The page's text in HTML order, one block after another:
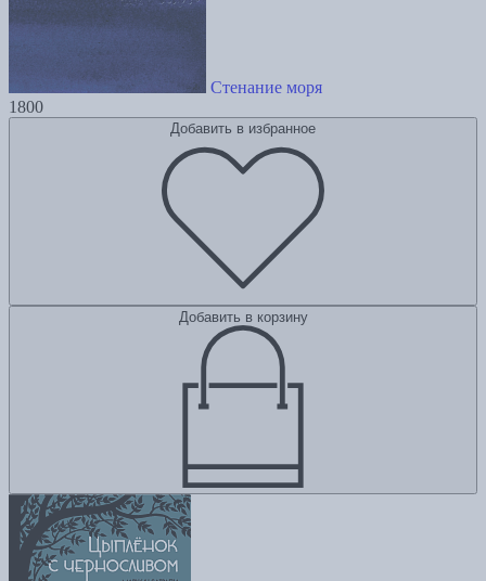
Стенание моря
1800
Добавить в избранное
Добавить в корзину